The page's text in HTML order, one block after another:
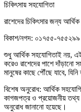
চিকিৎসায় সহযোগিতা
রাশেদের চিকিৎসার জন্য
বিকাশ/নগদ: ০১৭৫৫-৭৫৫২৯৯
শুধু আর্থিক সহযোগিতাই নয়, এই
করেও রাশেদের পাশে
মানুষের কাছে পৌঁছে যাবে,
বিশেষ অনুরোধ: আর্থিক
কাগজপত্র ও প্রয়োজনীয় তথ্য
অনুরোধ জানানো হয়েছে।